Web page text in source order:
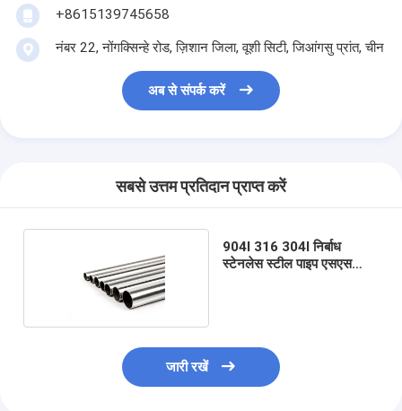
+8615139745658
नंबर 22, नोंगक्सिन्हे रोड, ज़िशान जिला, वूशी सिटी, जिआंगसु प्रांत, चीन
अब से संपर्क करें
सबसे उत्तम प्रतिदान प्राप्त करें
904l 316 304l निर्बाध
स्टेनलेस स्टील पाइप एसएस
जारी रखें